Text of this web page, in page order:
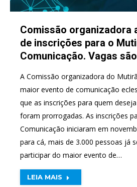
Comissão organizadora
de inscrições para o
Comunicação. Vagas
A Comissão organizadora do
maior evento de comunicação
que as inscrições para quem
foram prorrogadas. As inscrições
Comunicação iniciaram em
para cá, mais de 3.000 pessoas já
participar do maior evento de…
LEIA MAIS